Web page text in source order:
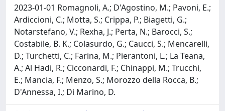
2023-01-01 Romagnoli, A.; D'Agostino, M.; Pavoni, E.;
Ardiccioni, C.; Motta, S.; Crippa, P.; Biagetti, G.;
Notarstefano, V.; Rexha, J.; Perta, N.; Barocci, S.;
Costabile, B. K.; Colasurdo, G.; Caucci, S.; Mencarelli,
D.; Turchetti, C.; Farina, M.; Pierantoni, L.; La Teana,
A.; Al Hadi, R.; Cicconardi, F.; Chinappi, M.; Trucchi,
E.; Mancia, F.; Menzo, S.; Morozzo della Rocca, B.;
D'Annessa, I.; Di Marino, D.